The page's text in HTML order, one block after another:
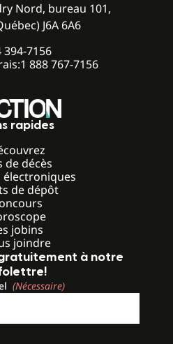
Nord, bureau 101,
J6A 6A6
394-7156
1 888 767-7156
rapides
de décès
électroniques
de dépôt
jobins
joindre
à notre
(Nécessaire)